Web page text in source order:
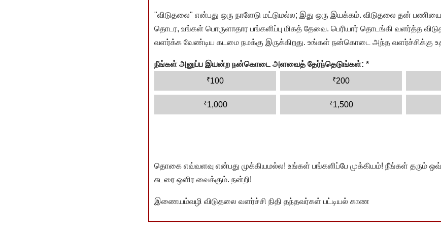
"விடுதலை" என்பது ஒரு நாளேடு மட்டுமல்ல; இது ஒரு இயக்கம். விடுதலை தன்
தொடர, உங்கள் பொருளாதார பங்களிப்பு மிகத் தேவை. பெரியார் தொடங்கி வளர்த்த
வளர்க்க வேண்டிய கடமை நமக்கு இருக்கிறது. உங்கள் நன்கொடை அந்த வளர்ச்சிக்கு
நீங்கள் அனுப்ப இயன்ற நன்கொடை அளவைத் தேர்ந்தெடுங்கள்: *
₹100 ₹200
₹1,000 ₹1,500
தொகை எவ்வளவு என்பது முக்கியமல்ல! உங்கள் பங்களிப்பே முக்கியம்! நீங்கள் தரும்
சுடரை ஒளிர வைக்கும். நன்றி!
இணையம்வழி விடுதலை வளர்ச்சி நிதி தந்தவர்கள் பட்டியல் காண